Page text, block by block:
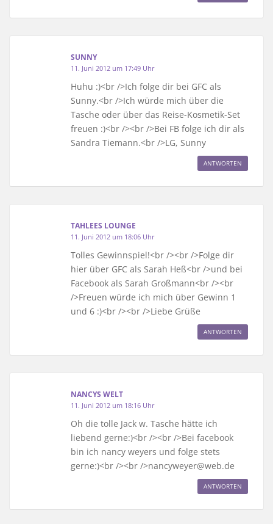
SUNNY
11. Juni 2012 um 17:49 Uhr
Huhu :)<br />Ich folge dir bei GFC als
Sunny.<br />Ich würde mich über die
Tasche oder über das Reise-Kosmetik-Set
freuen :)<br /><br />Bei FB folge ich dir als
Sandra Tiemann.<br />LG, Sunny
ANTWORTEN
TAHLEES LOUNGE
11. Juni 2012 um 18:06 Uhr
Tolles Gewinnspiel!<br /><br />Folge dir
hier über GFC als Sarah Heß<br />und bei
Facebook als Sarah Großmann<br /><br
/>Freuen würde ich mich über Gewinn 1
und 6 :)<br /><br />Liebe Grüße
ANTWORTEN
NANCYS WELT
11. Juni 2012 um 18:16 Uhr
Oh die tolle Jack w. Tasche hätte ich
liebend gerne:)<br /><br />Bei facebook
bin ich nancy weyers und folge stets
gerne:)<br /><br />nancyweyer@web.de
ANTWORTEN